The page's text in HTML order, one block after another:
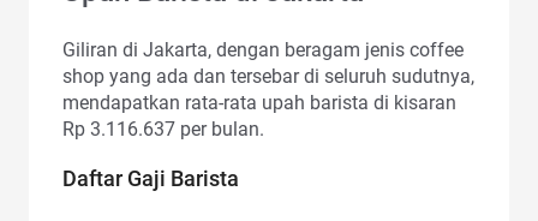
Giliran di Jakarta, dengan beragam jenis coffee
shop yang ada dan tersebar di seluruh sudutnya,
mendapatkan rata-rata upah barista di kisaran
Rp 3.116.637 per bulan.
Daftar Gaji Barista